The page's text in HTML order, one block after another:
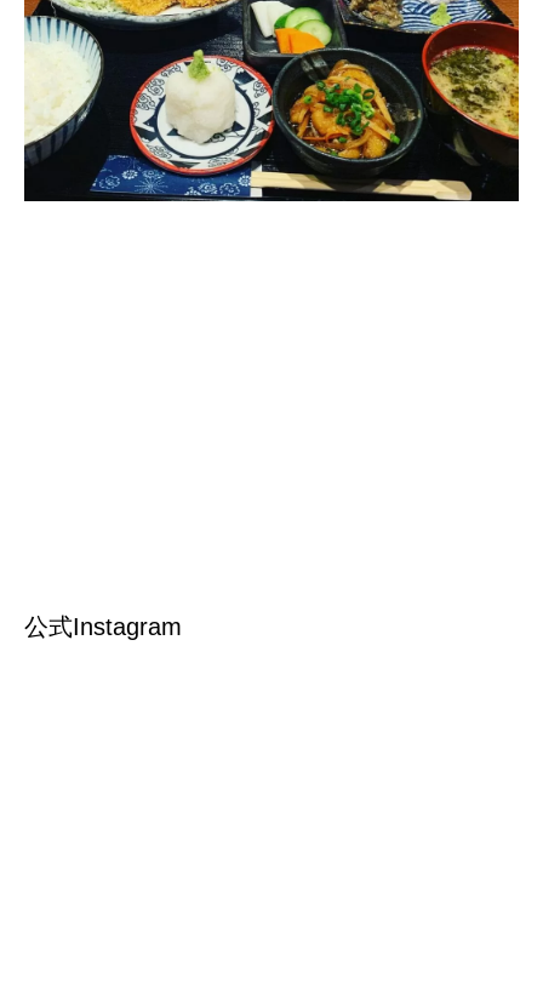
公式Instagram